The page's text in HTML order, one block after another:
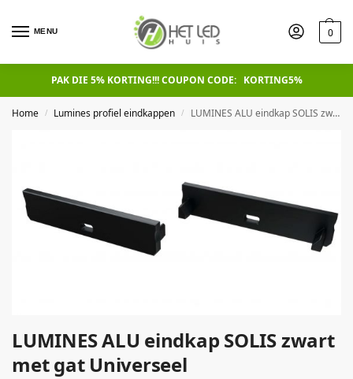
MENU 0
PAK DIE 5% KORTING!!! COUPON CODE: KORTING5%
Home / Lumines profiel eindkappen / LUMINES ALU eindkap SOLIS zwart met gat Universeel
LUMINES ALU eindkap SOLIS zwart
met gat Universeel